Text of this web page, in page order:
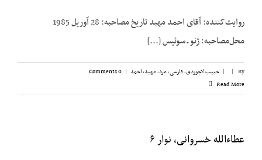
روایت‌کننده: آقای احمد مهبد تاریخ مصاحبه: 28 آوریل 1985
محل‌مصاحبه: ژنو ـ سوئیس [...]
By
|
| حبیب لاجوردی,فارسی,مرد,مهبد، احمد |
0 Comments
Read More
عطاءالله خسروانی، نوار ۶